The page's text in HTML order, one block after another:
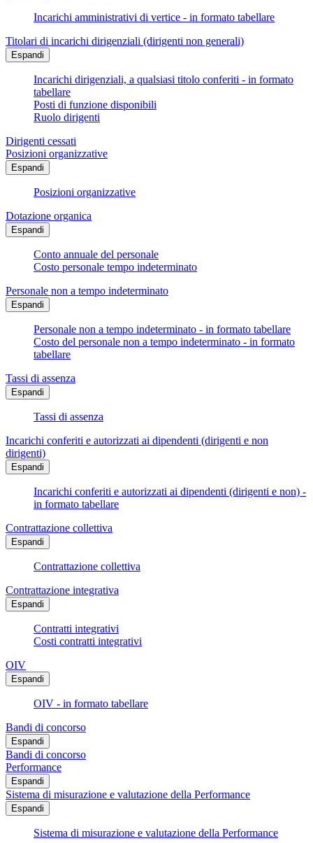
Incarichi amministrativi di vertice - in formato tabellare
Titolari di incarichi dirigenziali (dirigenti non generali)
Espandi
Incarichi dirigenziali, a qualsiasi titolo conferiti - in formato
tabellare
Posti di funzione disponibili
Ruolo dirigenti
Dirigenti cessati
Posizioni organizzative
Espandi
Posizioni organizzative
Dotazione organica
Espandi
Conto annuale del personale
Costo personale tempo indeterminato
Personale non a tempo indeterminato
Espandi
Personale non a tempo indeterminato - in formato tabellare
Costo del personale non a tempo indeterminato - in formato
tabellare
Tassi di assenza
Espandi
Tassi di assenza
Incarichi conferiti e autorizzati ai dipendenti (dirigenti e non
dirigenti)
Espandi
Incarichi conferiti e autorizzati ai dipendenti (dirigenti e non) -
in formato tabellare
Contrattazione collettiva
Espandi
Contrattazione collettiva
Contrattazione integrativa
Espandi
Contratti integrativi
Costi contratti integrativi
OIV
Espandi
OIV - in formato tabellare
Bandi di concorso
Espandi
Bandi di concorso
Performance
Espandi
Sistema di misurazione e valutazione della Performance
Espandi
Sistema di misurazione e valutazione della Performance